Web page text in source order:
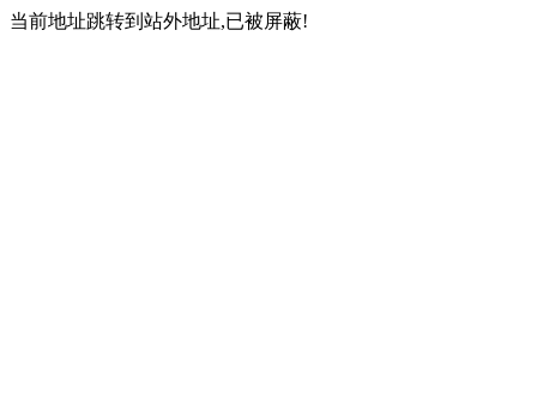
当前地址跳转到站外地址,已被屏蔽!